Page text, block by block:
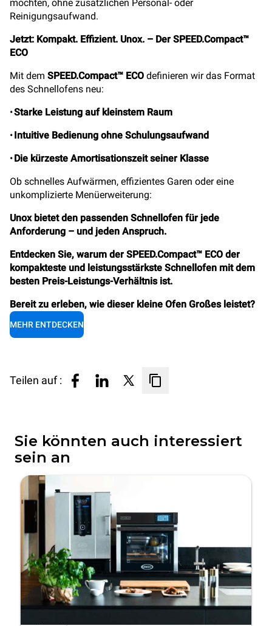
möchten, ohne zusätzlichen Personal- oder
Reinigungsaufwand.
Jetzt: Kompakt. Effizient. Unox. – Der SPEED.Compact™
ECO
Mit dem SPEED.Compact™ ECO definieren wir das Format
des Schnellofens neu:
•Starke Leistung auf kleinstem Raum
•Intuitive Bedienung ohne Schulungsaufwand
•Die kürzeste Amortisationszeit seiner Klasse
Ob schnelles Aufwärmen, effizientes Garen oder eine
unkomplizierte Menüerweiterung:
Unox bietet den passenden Schnellofen für jede
Anforderung – und jeden Anspruch.
Entdecken Sie, warum der SPEED.Compact™ ECO der
kompakteste und leistungsstärkste Schnellofen mit dem
besten Preis-Leistungs-Verhältnis ist.
Bereit zu erleben, wie dieser kleine Ofen Großes leistet?
MEHR ENTDECKEN
Teilen auf :
Sie könnten auch interessiert
sein an